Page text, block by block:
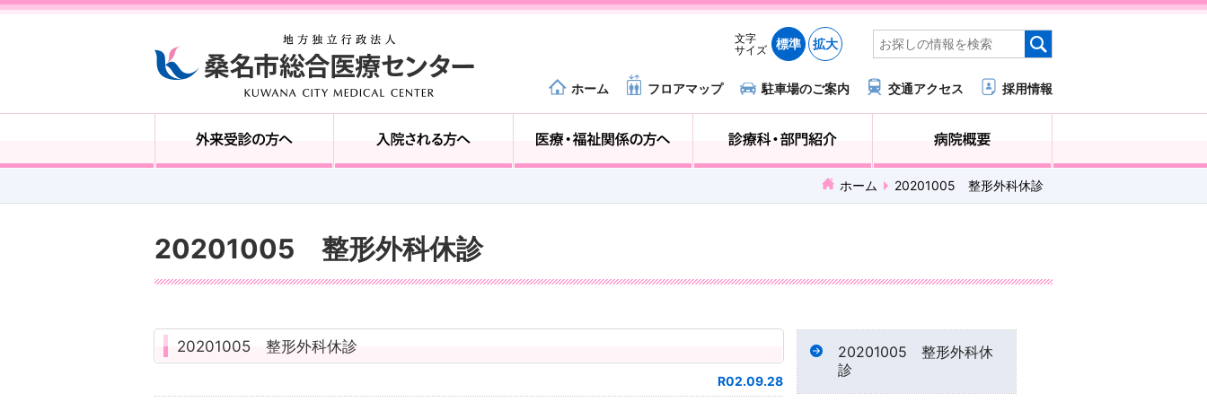
文字
サイズ
標準 拡大
ホーム フロアマップ 駐車場のご案内 交通アクセス 採用情報
ホーム 20201005 整形外科休診
20201005 整形外科休診
20201005 整形外科休診
R02.09.28
20201005 整形外科休
診